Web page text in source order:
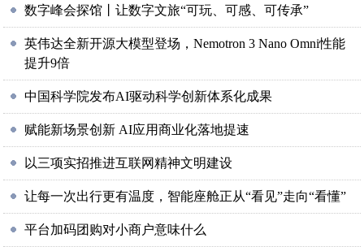
数字峰会探馆丨让数字文旅“可玩、可感、可传承”
英伟达全新开源大模型登场，Nemotron 3 Nano Omni性能
提升9倍
中国科学院发布AI驱动科学创新体系化成果
赋能新场景创新 AI应用商业化落地提速
以三项实招推进互联网精神文明建设
让每一次出行更有温度，智能座舱正从“看见”走向“看懂”
平台加码团购对小商户意味什么